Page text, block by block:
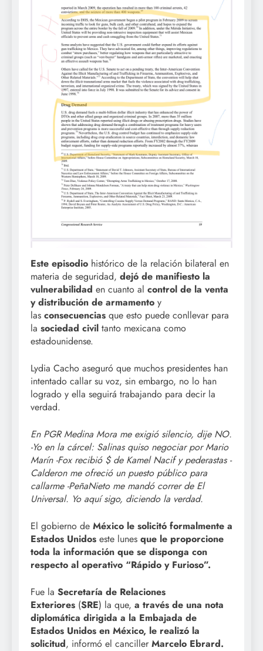
Este episodio histórico de la relación bilateral en
materia de seguridad, dejó de manifiesto la
vulnerabilidad en cuanto al control de la venta
y distribución de armamento y
las consecuencias que esto puede conllevar para
la sociedad civil tanto mexicana como
estadounidense.
Lydia Cacho aseguró que muchos presidentes han
intentado callar su voz, sin embargo, no lo han
logrado y ella seguirá trabajando para decir la
verdad.
En PGR Medina Mora me exigió silencio, dije NO.
-Yo en la cárcel: Salinas quiso negociar por Mario
Marín -Fox recibió $ de Kamel Nacif y pederastas -
Calderon me ofreció un puesto público para
callarme -PeñaNieto me mandó correr de El
Universal. Yo aquí sigo, diciendo la verdad.
El gobierno de México le solicitó formalmente a
Estados Unidos este lunes que le proporcione
toda la información que se disponga con
respecto al operativo “Rápido y Furioso”.
Fue la Secretaría de Relaciones
Exteriores (SRE) la que, a través de una nota
diplomática dirigida a la Embajada de
Estados Unidos en México, le realizó la
solicitud, informó el canciller Marcelo Ebrard.